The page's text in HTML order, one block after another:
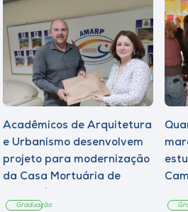
Acadêmicos de Arquitetura
e Urbanismo desenvolvem
projeto para modernização
da Casa Mortuária de
Graduação